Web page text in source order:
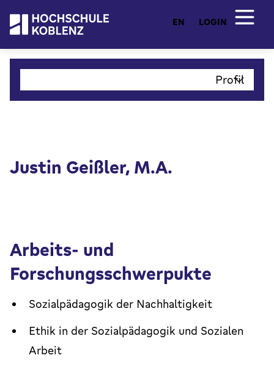
EN LOGIN
Profil
Justin Geißler, M.A.
Arbeits- und
Forschungsschwerpukte
Sozialpädagogik der Nachhaltigkeit
Ethik in der Sozialpädagogik und Sozialen
Arbeit